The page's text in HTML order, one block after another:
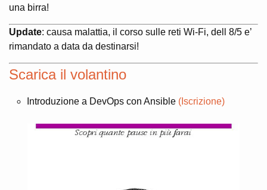
una birra!
Update: causa malattia, il corso sulle reti Wi-Fi, dell 8/5 e’
rimandato a data da destinarsi!
Scarica il volantino
Introduzione a DevOps con Ansible (Iscrizione)